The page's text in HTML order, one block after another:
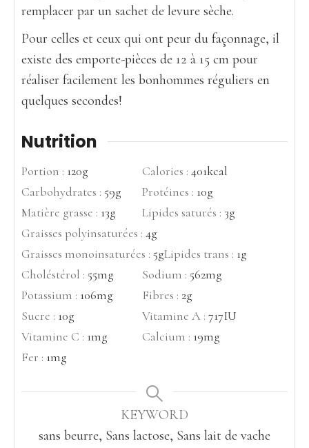
remplacer par un sachet de levure sèche.
Pour celles et ceux qui ont peur du façonnage, il
existe des emporte-pièces de 12 à 15 cm pour
réaliser facilement les bonhommes réguliers en
quelques secondes!
Nutrition
Portion : 120g Calories : 401kcal
Carbohydrates : 59g Protéines : 10g
Matière grasse : 13g Lipides saturés : 3g
Graisses polyinsaturées : 4g
Graisses monoinsaturées : 5gLipides trans : 1g
Choléstérol : 55mg Sodium : 562mg
Potassium : 106mg Fibres : 2g
Sucre : 10g Vitamine A : 717IU
Vitamine C : 1mg Calcium : 19mg
Fer : 1mg
KEYWORD
sans beurre, Sans lactose, Sans lait de vache